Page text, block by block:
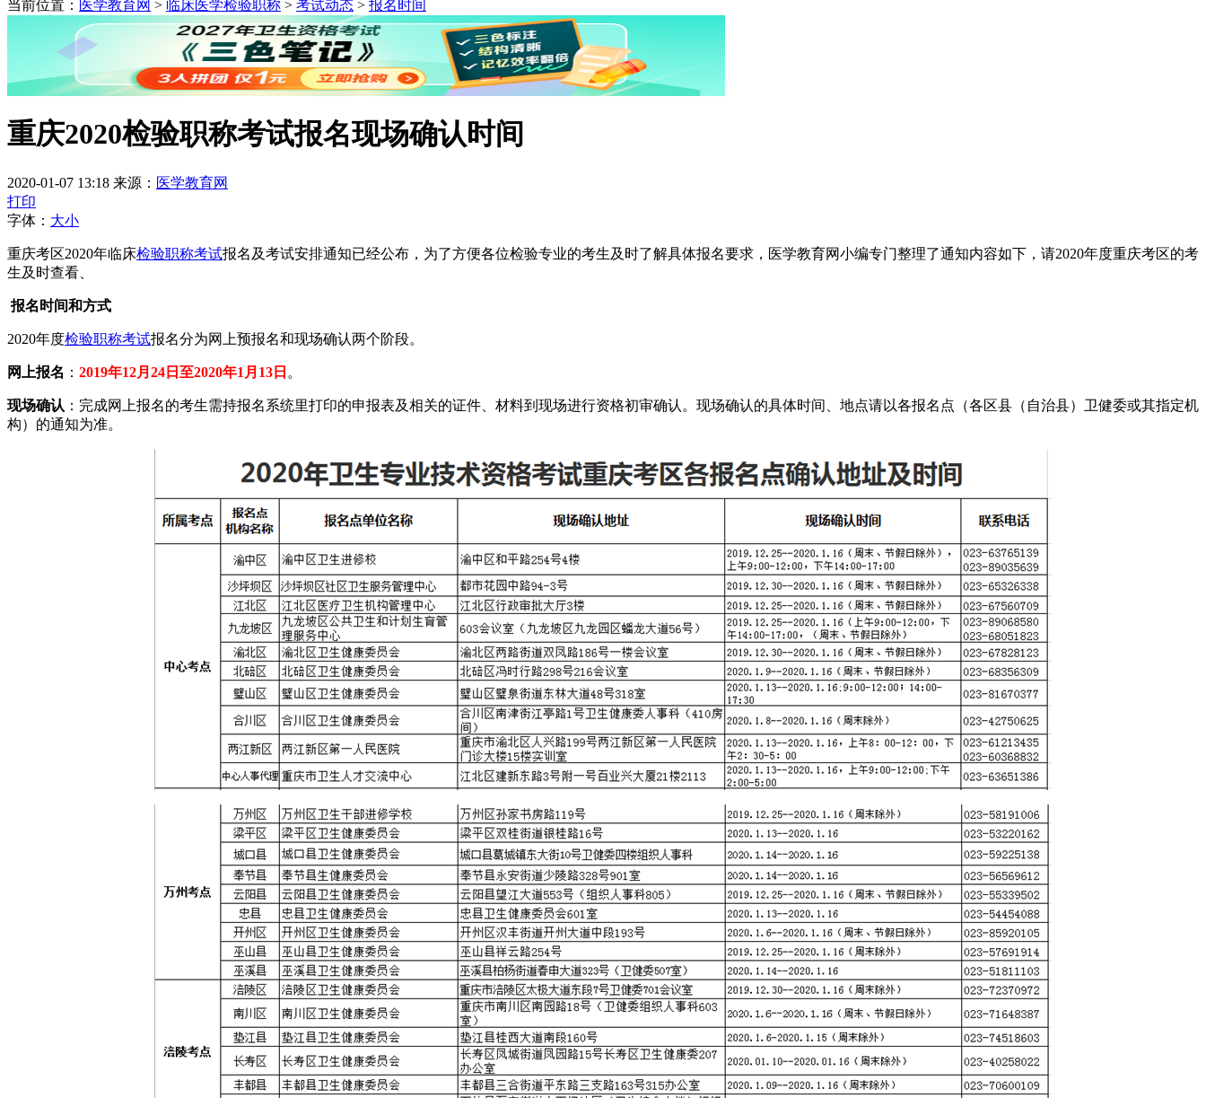
当前位置： 医学教育网 > 临床医学检验职称 > 考试动态 > 报名时间
重庆2020检验职称考试报名现场确认时间
2020-01-07 13:18 来源： 医学教育网
打印
字体： 大小
重庆考区2020年临床检验职称考试报名及考试安排通知已经公布，为了方便各位检验专业的考生及时了解具体报名要求，医学教育网小编专门整理了通知内容如下，请2020年度重庆考区的考
生及时查看、
报名时间和方式
2020年度检验职称考试报名分为网上预报名和现场确认两个阶段。
网上报名 ： 2019年12月24日至2020年1月13日 。
现场确认 ：完成网上报名的考生需持报名系统里打印的申报表及相关的证件、材料到现场进行资格初审确认。现场确认的具体时间、地点请以各报名点（各区县（自治县）卫健委或其指定机
构）的通知为准。